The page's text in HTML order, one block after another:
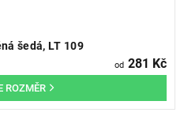
šedá, LT 109
od 281 Kč